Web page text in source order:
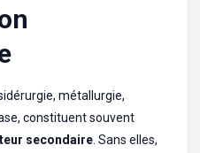
métallurgie,
constituent souvent
secondaire . Sans elles,